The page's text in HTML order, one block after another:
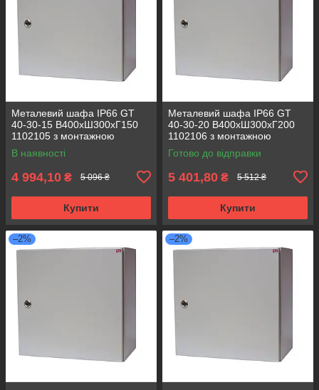
Металевий шафа IP66 GT
40-30-15 В400хШ300хГ150
1102105 з монтажною
панеллю (розподільчий, 1
замок)
В наявності
4 994,10 ₴ 5 096 ₴
Купити
Металевий шафа IP66 GT
40-30-20 В400хШ300хГ200
1102106 з монтажною
панеллю (розподільчий, 1
замок)
Готово до відправки
5 401,80 ₴ 5 512 ₴
Купити
–2% –2%